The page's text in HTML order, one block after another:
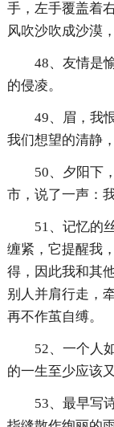
手，左手覆盖着
风吹沙吹成沙漠
48、友情是
的侵凌。
49、眉，我
我们想望的清静
50、夕阳下
市，说了一声：
51、记忆的
缠紧，它提醒我
得，因此我和其
别人并肩行走，
再不作茧自缚。
52、一个人
的一生至少应该
53、最早写